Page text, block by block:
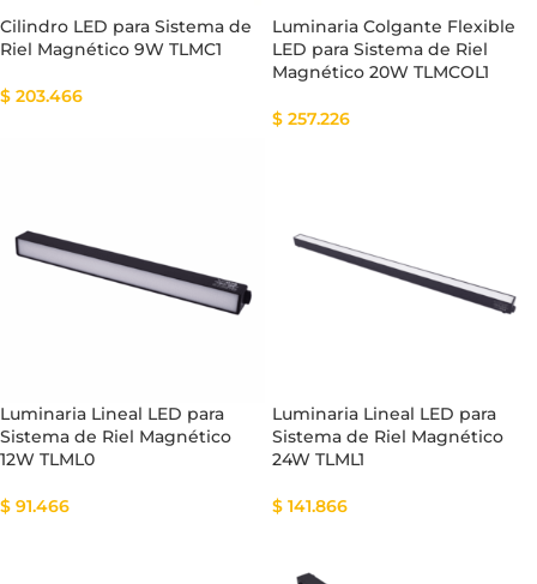
Cilindro LED para Sistema de
Riel Magnético 9W TLMC1
$ 203.466
Luminaria Colgante Flexible
LED para Sistema de Riel
Magnético 20W TLMCOL1
$ 257.226
Luminaria Lineal LED para
Sistema de Riel Magnético
12W TLML0
$ 91.466
Luminaria Lineal LED para
Sistema de Riel Magnético
24W TLML1
$ 141.866